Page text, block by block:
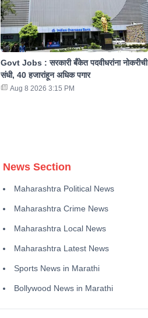
Govt Jobs : सरकारी बँकेत पदवीधरांना नोकरीची
संधी, 40 हजारांहून अधिक पगार
Aug 8 2026 3:15 PM
News Section
Maharashtra Political News
Maharashtra Crime News
Maharashtra Local News
Maharashtra Latest News
Sports News in Marathi
Bollywood News in Marathi